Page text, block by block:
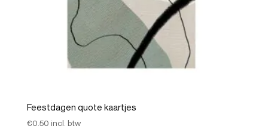
Feestdagen quote kaartjes
€0.50 incl. btw